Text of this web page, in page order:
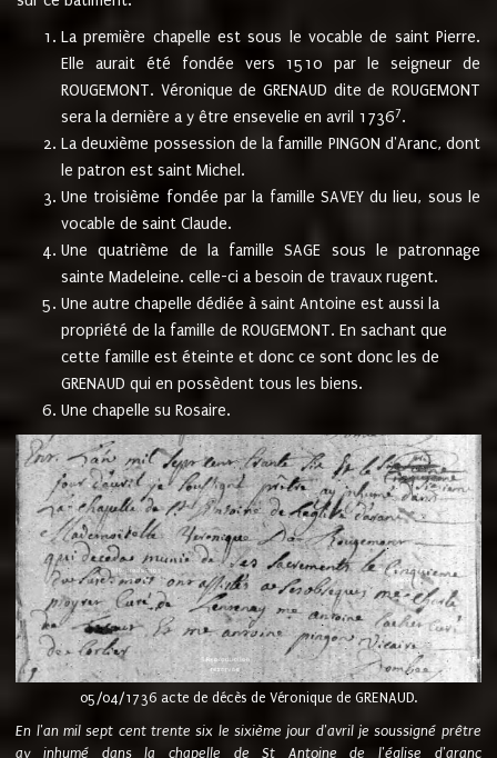
La première chapelle est sous le vocable de saint Pierre.
Elle aurait été fondée vers 1510 par le seigneur de
ROUGEMONT. Véronique de GRENAUD dite de ROUGEMONT
sera la dernière a y être ensevelie en avril 17367.
La deuxième possession de la famille PINGON d'Aranc, dont
le patron est saint Michel.
Une troisième fondée par la famille SAVEY du lieu, sous le
vocable de saint Claude.
Une quatrième de la famille SAGE sous le patronnage
sainte Madeleine. celle-ci a besoin de travaux rugent.
Une autre chapelle dédiée à saint Antoine est aussi la
propriété de la famille de ROUGEMONT. En sachant que
cette famille est éteinte et donc ce sont donc les de
GRENAUD qui en possèdent tous les biens.
Une chapelle su Rosaire.
05/04/1736 acte de décès de Véronique de GRENAUD.
En l'an mil sept cent trente six le sixième jour d'avril je soussigné prêtre
ay inhumé dans la chapelle de St Antoine de l'église d'aranc